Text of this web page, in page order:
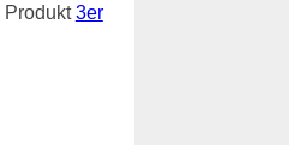
Produkt3er